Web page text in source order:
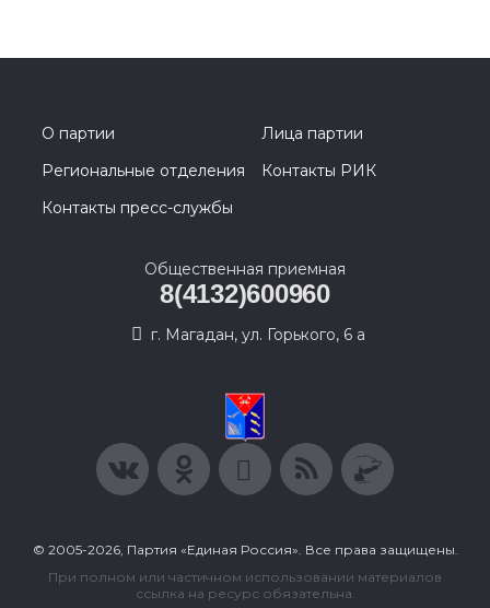
О партии
Лица партии
Региональные отделения
Контакты РИК
Контакты пресс-службы
Общественная приемная
8(4132)600960
г. Магадан, ул. Горького, 6 а
© 2005-2026, Партия «Единая Россия». Все права защищены.
При полном или частичном использовании материалов
ссылка на ресурс обязательна.